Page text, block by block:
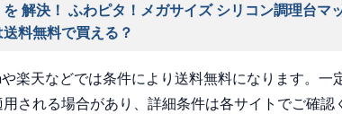
を 解決！ ふわピタ！メガサイズ シリコン調理台マ
送料無料で買える？
楽天などでは条件により送料無料になります。一
される場合があり、詳細条件は各サイトでご確認